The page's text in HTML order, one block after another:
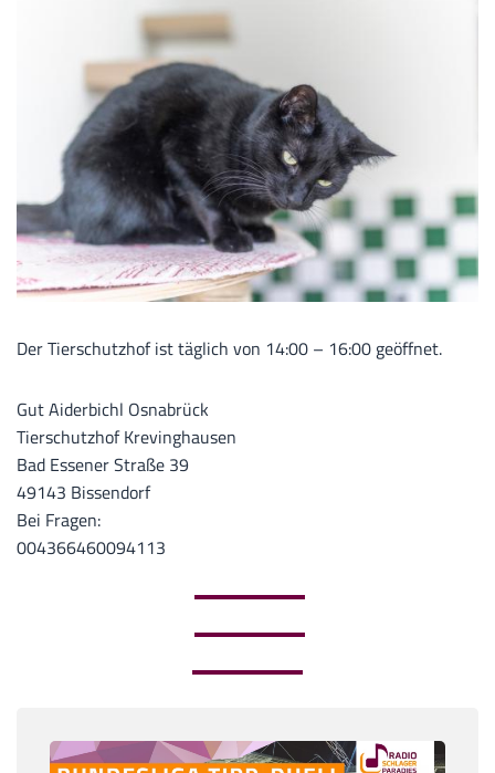
Der Tierschutzhof ist täglich von 14:00 – 16:00 geöffnet.
Gut Aiderbichl Osnabrück
Tierschutzhof Krevinghausen
Bad Essener Straße 39
49143 Bissendorf
Bei Fragen:
004366460094113